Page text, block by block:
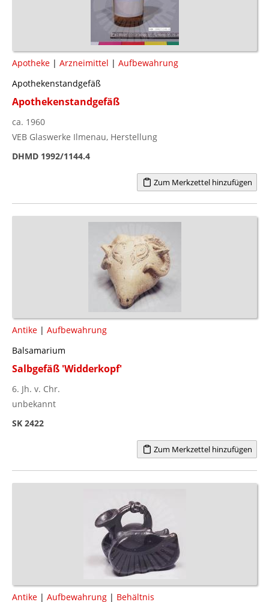
Apotheke | Arzneimittel | Aufbewahrung
Apothekenstandgefäß
Apothekenstandgefäß
ca. 1960
VEB Glaswerke Ilmenau, Herstellung
DHMD 1992/1144.4
Zum Merkzettel hinzufügen
Antike | Aufbewahrung
Balsamarium
Salbgefäß 'Widderkopf'
6. Jh. v. Chr.
unbekannt
SK 2422
Zum Merkzettel hinzufügen
Antike | Aufbewahrung | Behältnis